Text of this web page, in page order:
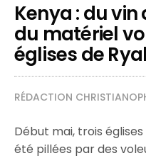
Kenya : du
du matériel
églises de
RÉDACTION
Début mai, trois
été pillées par des